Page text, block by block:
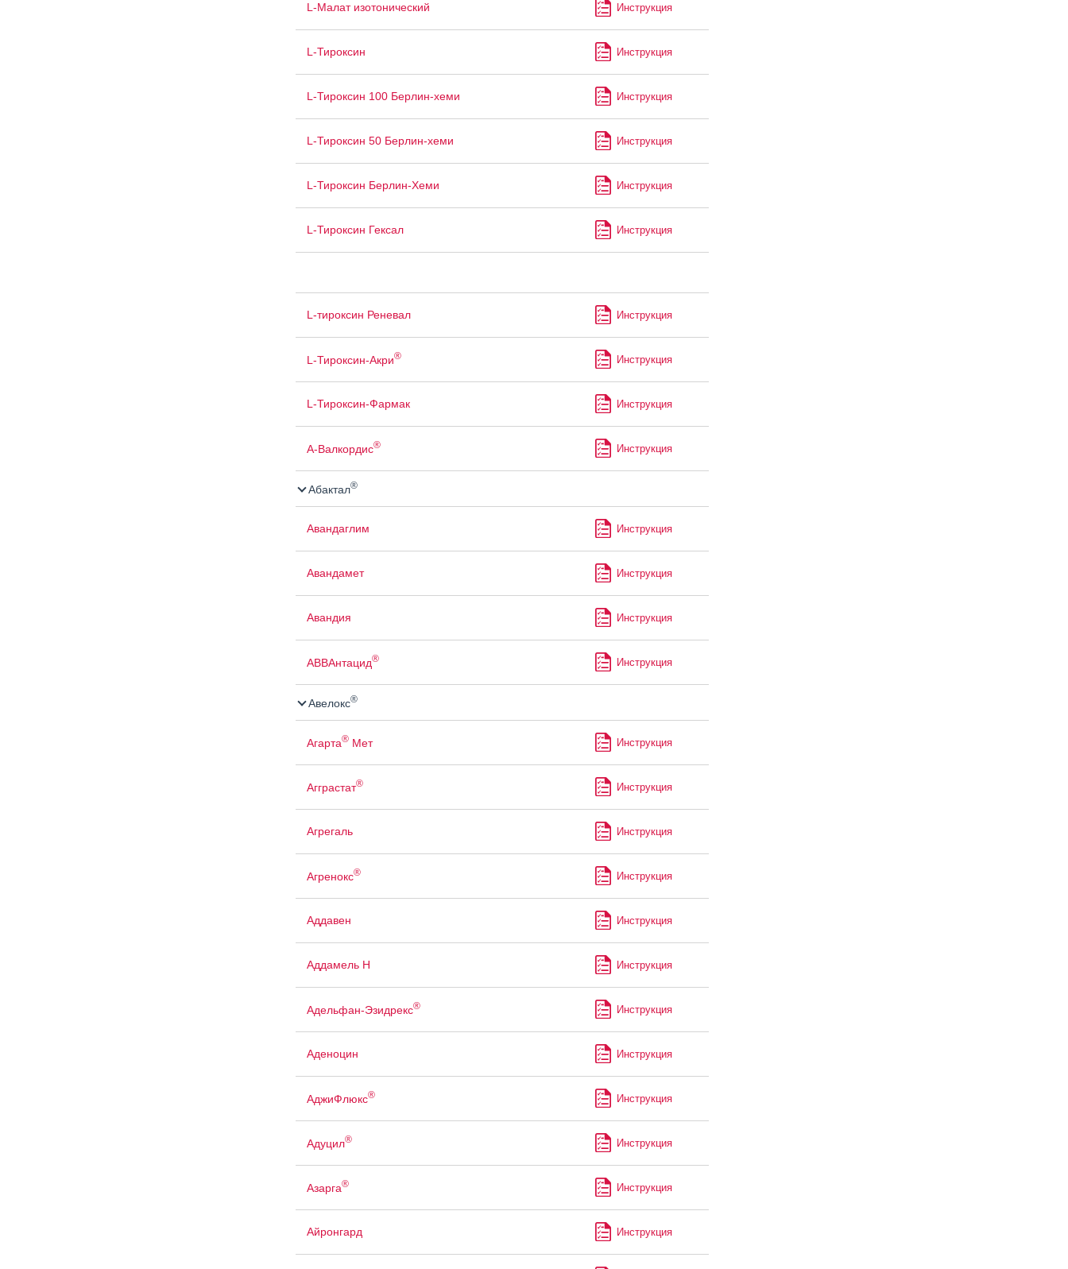
L-Малат изотонический Инструкция
L-Тироксин Инструкция
L-Тироксин 100 Берлин-хеми Инструкция
L-Тироксин 50 Берлин-хеми Инструкция
L-Тироксин Берлин-Хеми Инструкция
L-Тироксин Гексал Инструкция
L-тироксин Реневал Инструкция
L-Тироксин-Акри® Инструкция
L-Тироксин-Фармак Инструкция
А-Валкордис® Инструкция
Абактал®
Авандаглим Инструкция
Авандамет Инструкция
Авандия Инструкция
АВВАнтацид® Инструкция
Авелокс®
Агарта®Мет Инструкция
Агграстат® Инструкция
Агрегаль Инструкция
Агренокс® Инструкция
Аддавен Инструкция
Аддамель Н Инструкция
Адельфан-Эзидрекс® Инструкция
Аденоцин Инструкция
АджиФлюкс® Инструкция
Адуцил® Инструкция
Азарга® Инструкция
Айронгард Инструкция